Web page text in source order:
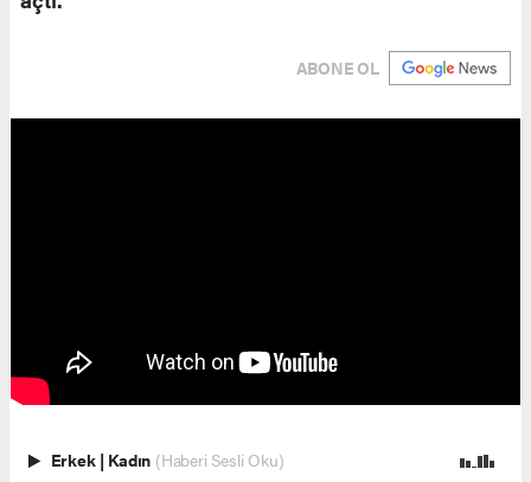
ABONE OL
Erkek | Kadın (Haberi Sesli Oku)